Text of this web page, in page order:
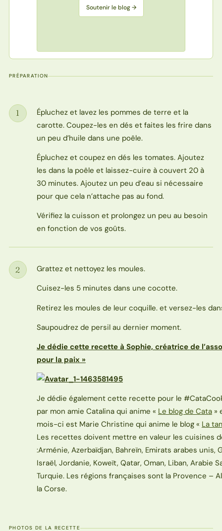
Soutenir le blog →
PRÉPARATION
Étape
1
Épluchez et lavez les pommes de terre et la
carotte. Coupez-les en dés et faites les frire dans
un peu d’huile dans une poêle.
Épluchez et coupez en dés les tomates. Ajoutez
les dans la poêle et laissez-cuire à couvert 20 à
30 minutes. Ajoutez un peu d’eau si nécessaire
pour que cela n’attache pas au fond.
Vérifiez la cuisson et prolongez un peu au besoin
en fonction de vos goûts.
Étape
2
Grattez et nettoyez les moules.
Cuisez-les 5 minutes dans une cocotte.
Retirez les moules de leur coquille. et versez-les
Saupoudrez de persil au dernier moment.
Je dédie cette recette à Sophie, créatrice de
pour la paix »
Je dédie également cette recette pour le
par mon amie Catalina qui anime « Le blog de Cata»
mois-ci est Marie Christine qui anime le blog « La
Les recettes doivent mettre en valeur les cuisines
:Arménie, Azerbaïdjan, Bahreïn, Emirats arabes unis,
Israël, Jordanie, Koweït, Qatar, Oman, Liban, Arabie
Turquie. Les régions françaises sont la Provence –
la Corse.
PHOTOS DE LA RECETTE